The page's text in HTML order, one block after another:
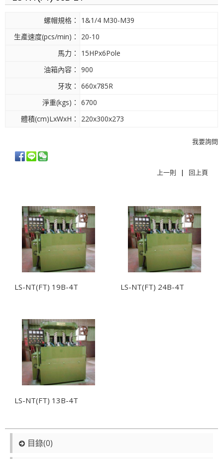
螺帽規格：
1&1/4 M30-M39
生產速度(pcs/min)：
20-10
馬力：
15HPx6Pole
油箱內容： 900
牙攻： 660x785R
淨重(kgs)： 6700
體積(cm)LxWxH：
220x300x273
我要詢問
上一則 | 回上頁
LS-NT(FT) 19B-4T LS-NT(FT) 24B-4T
LS-NT(FT) 13B-4T
目錄(0)